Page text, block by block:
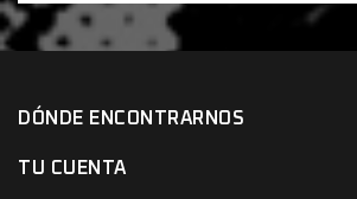
DÓNDE ENCONTRARNOS
TU CUENTA